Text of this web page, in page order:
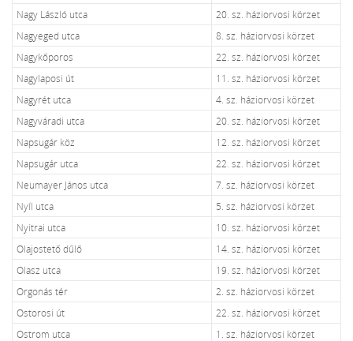
Nagy László utca
20. sz. háziorvosi körzet
Nagyeged utca
8. sz. háziorvosi körzet
Nagykőporos
22. sz. háziorvosi körzet
Nagylaposi út
11. sz. háziorvosi körzet
Nagyrét utca
4. sz. háziorvosi körzet
Nagyváradi utca
20. sz. háziorvosi körzet
Napsugár köz
12. sz. háziorvosi körzet
Napsugár utca
22. sz. háziorvosi körzet
Neumayer János utca
7. sz. háziorvosi körzet
Nyíl utca
5. sz. háziorvosi körzet
Nyitrai utca
10. sz. háziorvosi körzet
Olajostető dűlő
14. sz. háziorvosi körzet
Olasz utca
19. sz. háziorvosi körzet
Orgonás tér
2. sz. háziorvosi körzet
Ostorosi út
22. sz. háziorvosi körzet
Ostrom utca
1. sz. háziorvosi körzet